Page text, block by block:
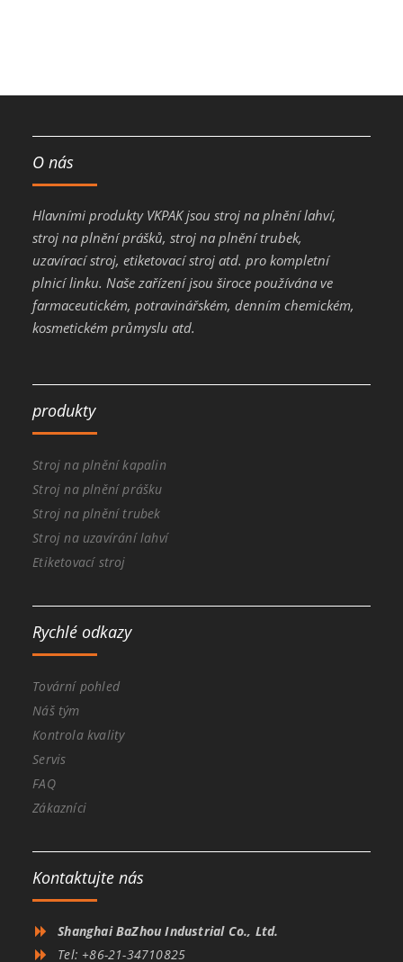
O nás
Hlavními produkty VKPAK jsou stroj na plnění lahví,
stroj na plnění prášků, stroj na plnění trubek,
uzavírací stroj, etiketovací stroj atd. pro kompletní
plnicí linku. Naše zařízení jsou široce používána ve
farmaceutickém, potravinářském, denním chemickém,
kosmetickém průmyslu atd.
produkty
Stroj na plnění kapalin
Stroj na plnění prášku
Stroj na plnění trubek
Stroj na uzavírání lahví
Etiketovací stroj
Rychlé odkazy
Tovární pohled
Náš tým
Kontrola kvality
Servis
FAQ
Zákazníci
Kontaktujte nás
Shanghai BaZhou Industrial Co., Ltd.
Tel: +86-21-34710825